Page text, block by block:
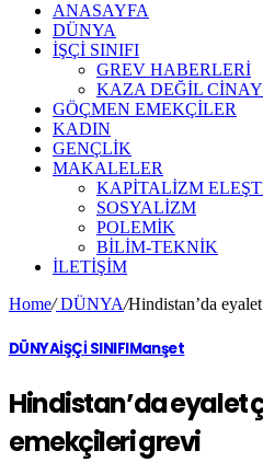
ANASAYFA
DÜNYA
İŞÇİ SINIFI
GREV HABERLERİ
KAZA DEĞİL
GÖÇMEN EMEKÇİLER
KADIN
GENÇLİK
MAKALELER
KAPİTALİZM
SOSYALİZM
POLEMİK
BİLİM-TEKNİK
ILETIŞIM
Home/DÜNYA/Hindistan’da
DÜNYAİŞÇİ SINIFIManşet
Hindistan’da eyalet
emekçileri grevi